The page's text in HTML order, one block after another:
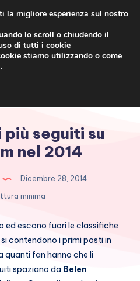
seguiti su
nel 2014
Dicembre 28, 2014
minima
ed escono fuori le classifiche
contendono i primi posti in
quanti fan hanno che li
spaziano da Belen
la migliore esperienza sul nostro
lo scroll o chiudendo il
di tutti i cookie
stiamo utilizzando o come
.